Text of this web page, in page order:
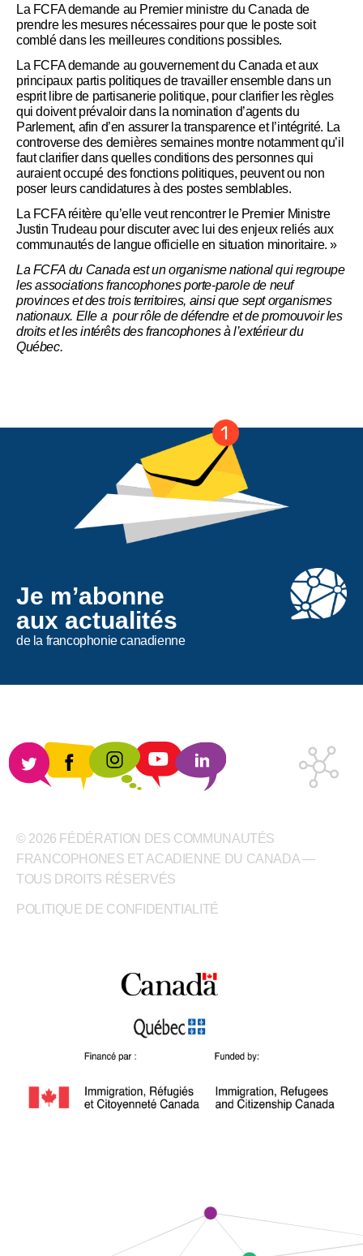
La FCFA demande au Premier ministre du Canada de
prendre les mesures nécessaires pour que le poste soit
comblé dans les meilleures conditions possibles.
La FCFA demande au gouvernement du Canada et aux
principaux partis politiques de travailler ensemble dans un
esprit libre de partisanerie politique, pour clarifier les règles
qui doivent prévaloir dans la nomination d’agents du
Parlement, afin d’en assurer la transparence et l’intégrité. La
controverse des dernières semaines montre notamment qu’il
faut clarifier dans quelles conditions des personnes qui
auraient occupé des fonctions politiques, peuvent ou non
poser leurs candidatures à des postes semblables.
La FCFA réitère qu’elle veut rencontrer le Premier Ministre
Justin Trudeau pour discuter avec lui des enjeux reliés aux
communautés de langue officielle en situation minoritaire. »
La FCFA du Canada est un organisme national qui regroupe
les associations francophones porte-parole de neuf
provinces et des trois territoires, ainsi que sept organismes
nationaux. Elle a pour rôle de défendre et de promouvoir les
droits et les intérêts des francophones à l’extérieur du
Québec.
Je m’abonne
aux actualités
de la francophonie canadienne
© 2026 FÉDÉRATION DES COMMUNAUTÉS
FRANCOPHONES ET ACADIENNE DU CANADA —
TOUS DROITS RÉSERVÉS
POLITIQUE DE CONFIDENTIALITÉ